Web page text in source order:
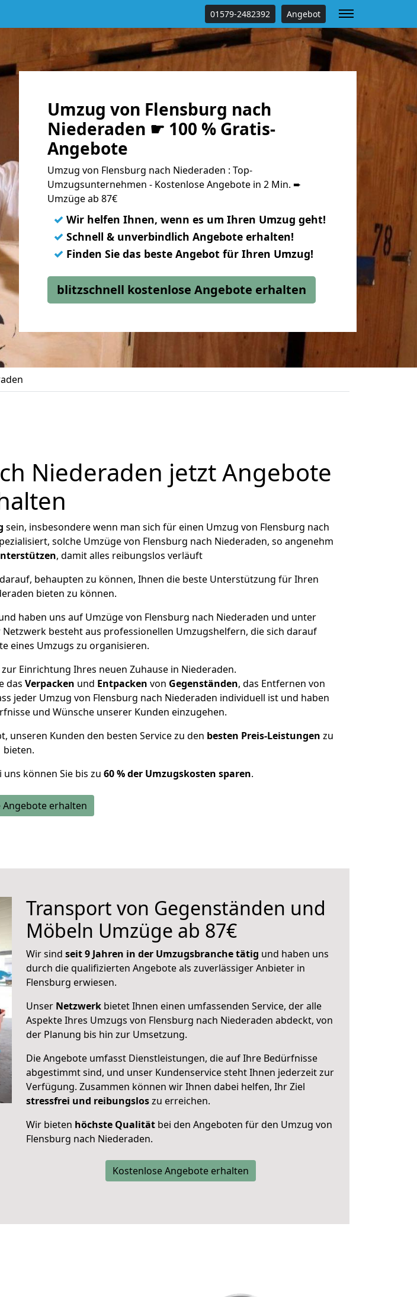
01579-2482392 Angebot
Umzug von Flensburg nach
Niederaden ☛ 100 % Gratis-
Angebote
Umzug von Flensburg nach Niederaden : Top-
Umzugsunternehmen - Kostenlose Angebote in 2 Min. ➨
Umzüge ab 87€
✓ Wir helfen Ihnen, wenn es um Ihren Umzug geht!
✓ Schnell & unverbindlich Angebote erhalten!
✓ Finden Sie das beste Angebot für Ihren Umzug!
blitzschnell kostenlose Angebote erhalten
Niederaden jetzt Angebote
sein, insbesondere wenn man sich für einen Umzug von Flensburg nach
solche Umzüge von Flensburg nach Niederaden, so angenehm
, damit alles reibungslos verläuft
behaupten zu können, Ihnen die beste Unterstützung für Ihren
bieten zu können.
haben uns auf Umzüge von Flensburg nach Niederaden und unter
Netzwerk besteht aus professionellen Umzugshelfern, die sich darauf
eines Umzugs zu organisieren.
Einrichtung Ihres neuen Zuhause in Niederaden.
das Verpacken und Entpacken von Gegenständen, das Entfernen von
jeder Umzug von Flensburg nach Niederaden individuell ist und haben
und Wünsche unserer Kunden einzugehen.
unseren Kunden den besten Service zu den besten Preis-Leistungen zu
bieten.
können Sie bis zu 60 % der Umzugskosten sparen.
Angebote erhalten
Transport von Gegenständen und
Möbeln Umzüge ab 87€
Wir sind seit 9 Jahren in der Umzugsbranche tätig und haben uns
durch die qualifizierten Angebote als zuverlässiger Anbieter in
Flensburg erwiesen.
Unser Netzwerk bietet Ihnen einen umfassenden Service, der alle
Aspekte Ihres Umzugs von Flensburg nach Niederaden abdeckt, von
der Planung bis hin zur Umsetzung.
Die Angebote umfasst Dienstleistungen, die auf Ihre Bedürfnisse
abgestimmt sind, und unser Kundenservice steht Ihnen jederzeit zur
Verfügung. Zusammen können wir Ihnen dabei helfen, Ihr Ziel
stressfrei und reibungsloszu erreichen.
Wir bieten höchste Qualität bei den Angeboten für den Umzug von
Flensburg nach Niederaden.
Kostenlose Angebote erhalten